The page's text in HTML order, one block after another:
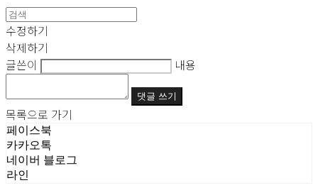
수정하기
삭제하기
글쓴이
내용
댓글 쓰기
목록으로 가기
페이스북
카카오톡
네이버 블로그
라인